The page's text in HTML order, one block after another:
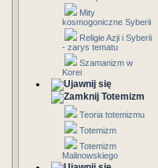
Mity
kosmogoniczne Syberii
Religie Azji i Syberii
- zarys tematu
Szamanizm w
Korei
Totemizm
Teoria totemizmu
Totemizm
Totemizm
Malinowskiego